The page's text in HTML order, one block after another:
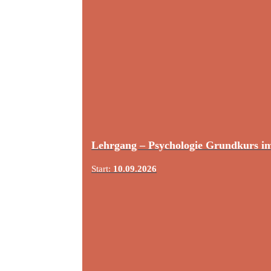
Lehrgang – Psychologie Grundkurs
Start: 10.09.2026